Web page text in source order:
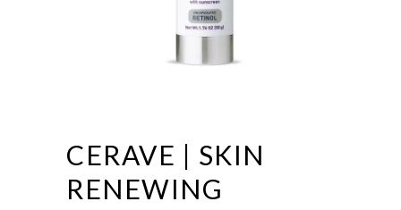
CERAVE | SKIN
RENEWING